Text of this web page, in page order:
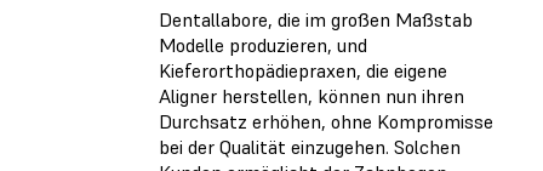
Dentallabore, die im großen Maßstab
Modelle produzieren, und
Kieferorthopädiepraxen, die eigene
Aligner herstellen, können nun ihren
Durchsatz erhöhen, ohne Kompromisse
bei der Qualität einzugehen. Solchen